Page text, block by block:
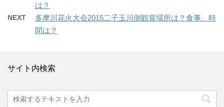
は？
NEXT
多摩川花火大会2015二子玉川側観賞場所は？食事、時
間は？
サイト内検索